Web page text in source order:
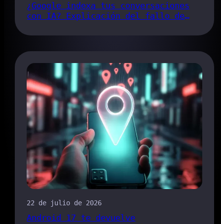
¿Google indexa tus conversaciones
con IA? Explicación del fallo de
de Claude
22 de julio de 2026
Android 17 te devuelve